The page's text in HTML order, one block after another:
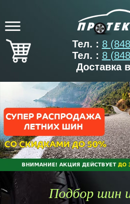
Тел. : 8
Тел. : 8
Доставка
Подбор шин